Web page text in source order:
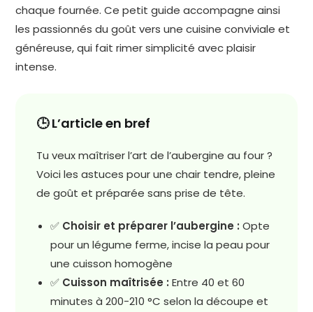
chaque fournée. Ce petit guide accompagne ainsi
les passionnés du goût vers une cuisine conviviale et
généreuse, qui fait rimer simplicité avec plaisir
intense.
🕒 L’article en bref
Tu veux maîtriser l’art de l’aubergine au four ?
Voici les astuces pour une chair tendre, pleine
de goût et préparée sans prise de tête.
✅ Choisir et préparer l’aubergine : Opte
pour un légume ferme, incise la peau pour
une cuisson homogène
✅ Cuisson maîtrisée : Entre 40 et 60
minutes à 200-210 °C selon la découpe et